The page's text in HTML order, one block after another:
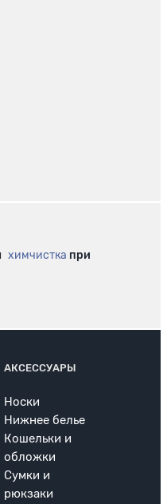
химчистка при
АКСЕССУАРЫ
Носки
Нижнее белье
Кошельки и
обложки
Сумки и
рюкзаки